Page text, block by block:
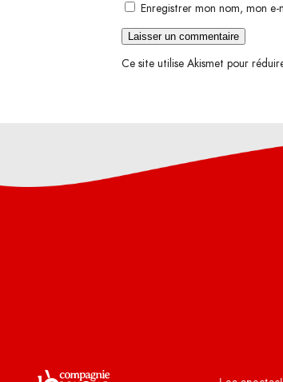
Enregistrer mon nom, mon
Ce site utilise Akismet pour